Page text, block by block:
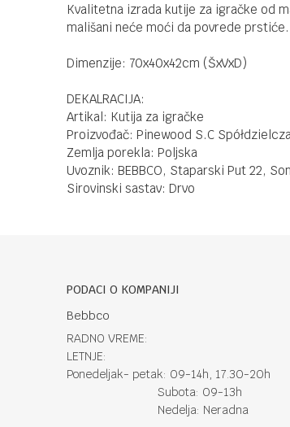
Kvalitetna izrada kutije za igračke od
mališani neće moći da povrede prstiće.
Dimenzije: 70x40x42cm (ŠxVxD)
DEKALRACIJA:
Artikal: Kutija za igračke
Proizvođač: Pinewood S.C
Zemlja porekla: Poljska
Uvoznik: BEBBCO, Staparski Put 22,
Sirovinski sastav: Drvo
PODACI O KOMPANIJI
Bebbco
RADNO VREME:
LETNJE:
Ponedeljak- petak: 09-14h, 17.30-20h
Subota: 09-13h
Nedelja: Neradna